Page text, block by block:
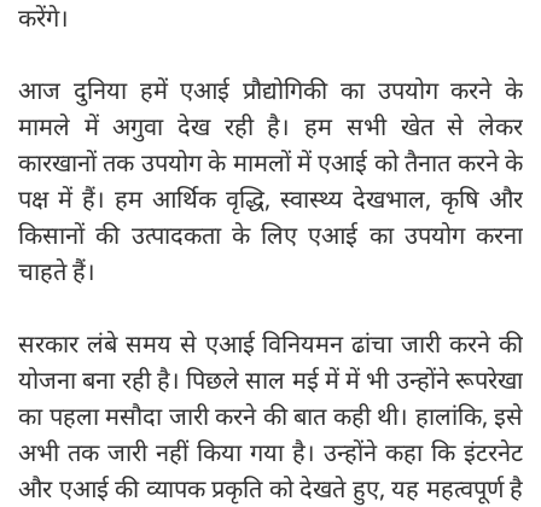
करेंगे।
आज दुनिया हमें एआई प्रौद्योगिकी का उपयोग करने के
मामले में अगुवा देख रही है। हम सभी खेत से लेकर
कारखानों तक उपयोग के मामलों में एआई को तैनात करने के
पक्ष में हैं। हम आर्थिक वृद्धि, स्वास्थ्य देखभाल, कृषि और
किसानों की उत्पादकता के लिए एआई का उपयोग करना
चाहते हैं।
सरकार लंबे समय से एआई विनियमन ढांचा जारी करने की
योजना बना रही है। पिछले साल मई में में भी उन्होंने रूपरेखा
का पहला मसौदा जारी करने की बात कही थी। हालांकि, इसे
अभी तक जारी नहीं किया गया है। उन्होंने कहा कि इंटरनेट
और एआई की व्यापक प्रकृति को देखते हुए, यह महत्वपूर्ण है